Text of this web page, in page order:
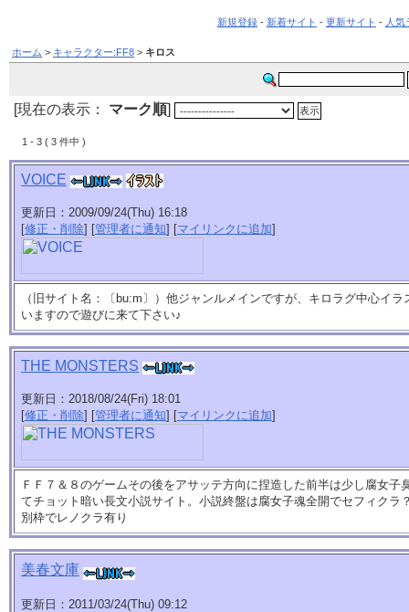
新規登録 - 新着サイト - 更新サイト - 人
ホーム > キャラクター:FF8 > キロス
[現在の表示： マーク順]
1 - 3 ( 3 件中 )
VOICE
更新日：2009/09/24(Thu) 16:18
[修正・削除] [管理者に通知] [マイリンクに追加]
（旧サイト名：〔bu:m〕）他ジャンルメインですが、キロラグ中心イ
いますので遊びに来て下さい♪
THE MONSTERS
更新日：2018/08/24(Fri) 18:01
[修正・削除] [管理者に通知] [マイリンクに追加]
ＦＦ７＆８のゲームその後をアサッテ方向に捏造した前半は少し腐女子
てチョット暗い長文小説サイト。小説終盤は腐女子魂全開でセフィクラ
別枠でレノクラ有り
美春文庫
更新日：2011/03/24(Thu) 09:12